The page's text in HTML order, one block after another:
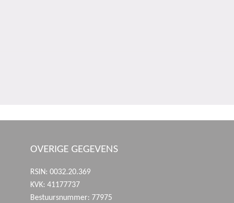
OVERIGE GEGEVENS
RSIN: 0032.20.369
KVK: 41177737
Bestuursnummer: 77975